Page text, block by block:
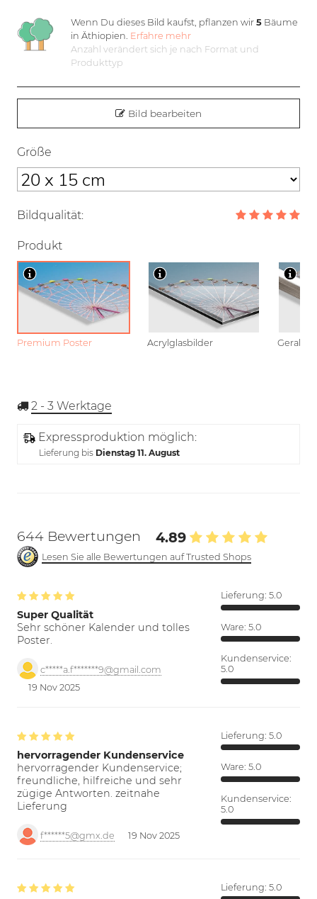
Wenn Du dieses Bild kaufst, pflanzen wir5 Bäume
in Äthiopien. Erfahre mehr
Anzahl verändert sich je nach Format und
Produkttyp
Bild bearbeiten
Größe
Bildqualität:
Produkt
Premium Poster Acrylglasbilder
2 - 3 Werktage
Expressproduktion möglich:
Lieferung bis Dienstag 11. August
644 Bewertungen 4.89
Lesen Sie alle Bewertungen auf Trusted Shops
Super Qualität
Sehr schöner Kalender und tolles
Poster.
c*****a.f*******9@gmail.com
19 Nov 2025
Lieferung: 5.0
Ware: 5.0
Kundenservice:
5.0
hervorragender Kundenservice
hervorragender Kundenservice;
freundliche, hilfreiche und sehr
zügige Antworten. zeitnahe
Lieferung
f******5@gmx.de 19 Nov 2025
Lieferung: 5.0
Ware: 5.0
Kundenservice:
5.0
Lieferung: 5.0